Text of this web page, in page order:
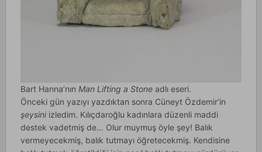
Bart Hanna’nın Man Lifting a Stoneadlı eseri.
Önceki gün yazıyı yazdıktan sonra Cüneyt Özdemir’in
şeysiniizledim. Kılıçdaroğlu kadınlara düzenli maddi
destek vadetmiş de… Olur muymuş öyle şey! Balık
vermeyecekmiş, balık tutmayı öğretecekmiş. Kendisine